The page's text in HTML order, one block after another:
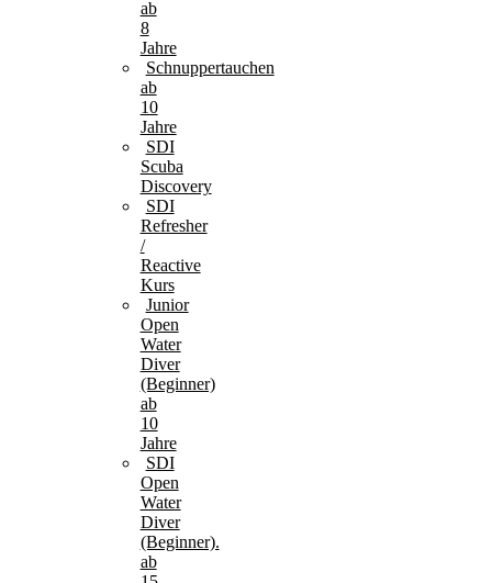
ab
8
Jahre
Schnuppertauchen
ab
10
Jahre
SDI
Scuba
Discovery
SDI
Refresher
/
Reactive
Kurs
Junior
Open
Water
Diver
(Beginner)
ab
10
Jahre
SDI
Open
Water
Diver
(Beginner).
ab